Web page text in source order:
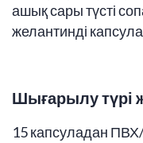
ашық сары түсті
желантинді
Шығарылу түрі
15 капсуладан